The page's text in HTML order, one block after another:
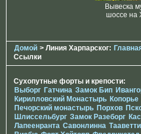
Вывеска
шоссе на
Домой > Линия Харпарског:
Ссылки
Сухопутные форты и крепости:
Выборг Гатчина Замок Бип
Кирилловский Монастырь Копорье
Печорcкий монастырь Порхов
Шлиссельбург Замок Разеборг
Лапеенранта Савонлинна Тааветти